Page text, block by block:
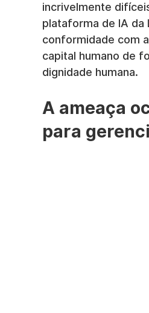
incrivelmente
plataforma de IA da
conformidade com
capital humano de
dignidade humana.
A ameaça
para